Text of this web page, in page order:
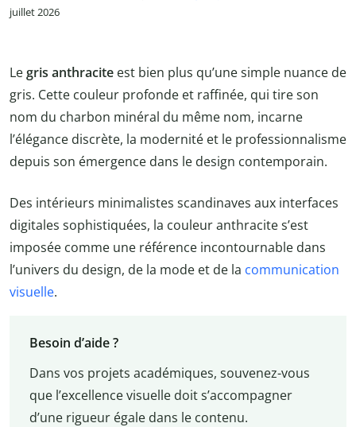
juillet 2026
Legris anthracite est bien plus qu’une simple nuance de
gris. Cette couleur profonde et raffinée, qui tire son
nom du charbon minéral du même nom, incarne
l’élégance discrète, la modernité et le professionnalisme
depuis son émergence dans le design contemporain.
Des intérieurs minimalistes scandinaves aux interfaces
digitales sophistiquées, la couleur anthracite s’est
imposée comme une référence incontournable dans
l’univers du design, de la mode et de la communication
visuelle.
Besoin d’aide ?
Dans vos projets académiques, souvenez-vous
que l’excellence visuelle doit s’accompagner
d’une rigueur égale dans le contenu.